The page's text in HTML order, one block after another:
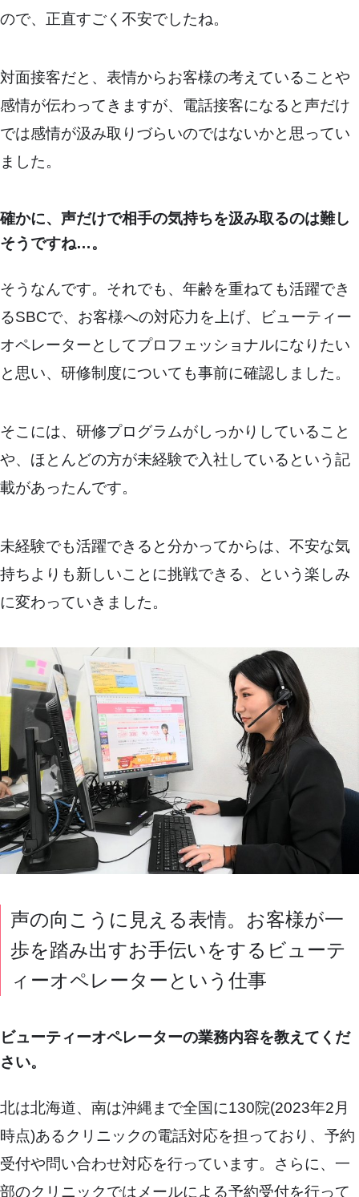
ので、正直すごく不安でしたね。
対面接客だと、表情からお客様の考えていることや
感情が伝わってきますが、電話接客になると声だけ
では感情が汲み取りづらいのではないかと思ってい
ました。
確かに、声だけで相手の気持ちを汲み取るのは難し
そうですね…。
そうなんです。それでも、年齢を重ねても活躍でき
るSBCで、お客様への対応力を上げ、ビューティー
オペレーターとしてプロフェッショナルになりたい
と思い、研修制度についても事前に確認しました。
そこには、研修プログラムがしっかりしていること
や、ほとんどの方が未経験で入社しているという記
載があったんです。
未経験でも活躍できると分かってからは、不安な気
持ちよりも新しいことに挑戦できる、という楽しみ
に変わっていきました。
声の向こうに見える表情。お客様が一
歩を踏み出すお手伝いをするビューテ
ィーオペレーターという仕事
ビューティーオペレーターの業務内容を教えてくだ
さい。
北は北海道、南は沖縄まで全国に130院(2023年2月
時点)あるクリニックの電話対応を担っており、予約
受付や問い合わせ対応を行っています。さらに、一
部のクリニックではメールによる予約受付を行って